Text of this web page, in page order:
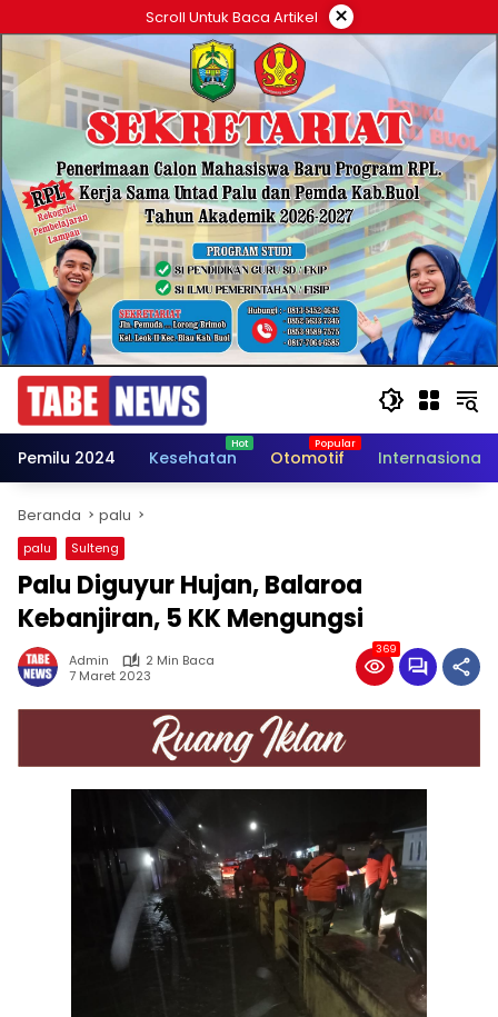
ke
konten
Scroll Untuk Baca Artikel ×
Pemilu 2024 Kesehatan Otomotif Internasional
Beranda palu
palu Sulteng
Palu Diguyur Hujan, Balaroa
Kebanjiran, 5 KK Mengungsi
Admin
2 Min Baca
7 Maret 2023
369